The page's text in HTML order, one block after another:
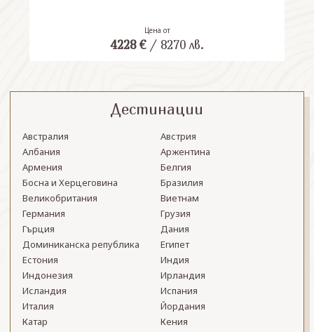
Цена от
4228 €/ 8270 лв.
Дестинации
Австралия
Австрия
Албания
Аржентина
Армения
Белгия
Босна и Херцеговина
Бразилия
Великобритания
Виетнам
Германия
Грузия
Гърция
Дания
Доминиканска република
Египет
Естония
Индия
Индонезия
Ирландия
Исландия
Испания
Италия
Йордания
Катар
Кения